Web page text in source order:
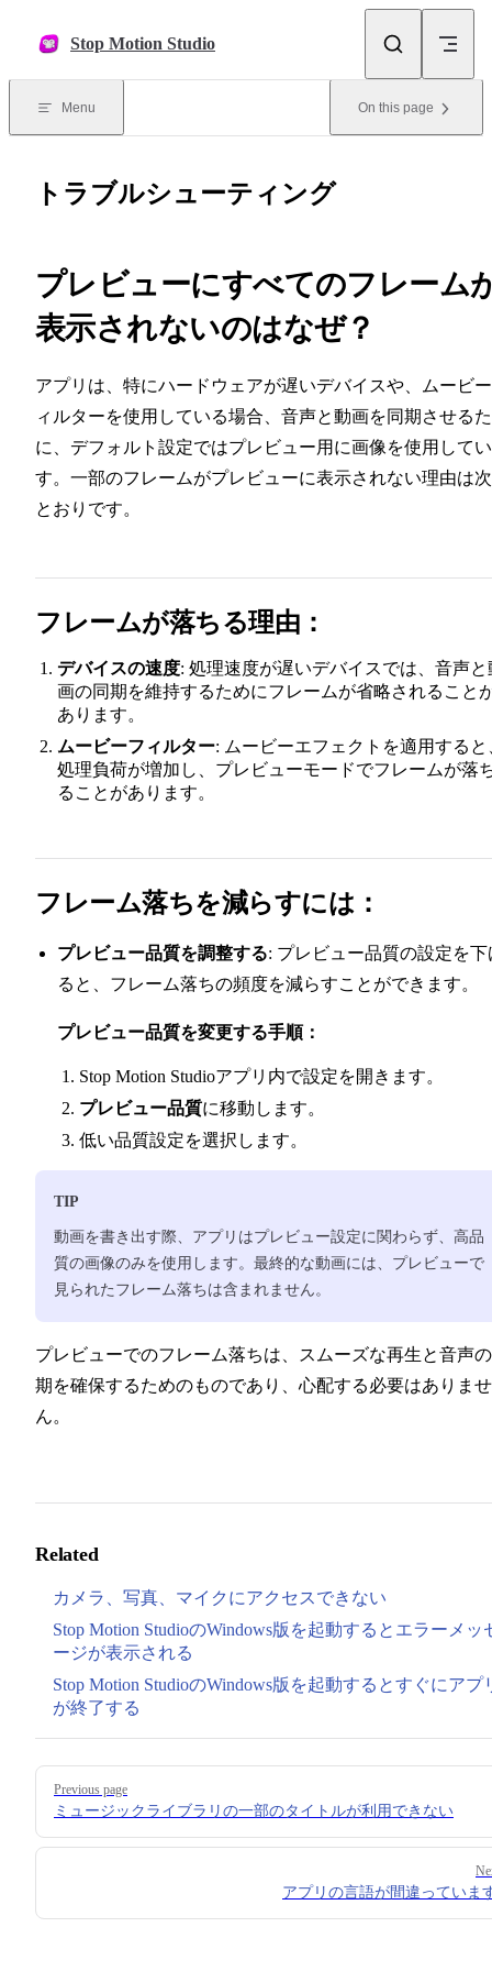
Stop Motion Studio
Menu On this page
トラブルシューティング
プレビューにすべてのフレーム
表示されないのはなぜ？
アプリは、特にハードウェアが遅いデバイスや、ムービ
ィルターを使用している場合、音声と動画を同期させる
に、デフォルト設定ではプレビュー用に画像を使用して
す。一部のフレームがプレビューに表示されない理由は
とおりです。
フレームが落ちる理由：
デバイスの速度: 処理速度が遅いデバイスでは、音声と
画の同期を維持するためにフレームが省略されること
あります。
ムービーフィルター: ムービーエフェクトを適用すると
処理負荷が増加し、プレビューモードでフレームが落
ることがあります。
フレーム落ちを減らすには：
プレビュー品質を調整する: プレビュー品質の設定を下
ると、フレーム落ちの頻度を減らすことができます。
プレビュー品質を変更する手順：
Stop Motion Studioアプリ内で設定を開きます。
プレビュー品質に移動します。
低い品質設定を選択します。
TIP
動画を書き出す際、アプリはプレビュー設定に関わらず、高品
質の画像のみを使用します。最終的な動画には、プレビューで
見られたフレーム落ちは含まれません。
プレビューでのフレーム落ちは、スムーズな再生と音声
期を確保するためのものであり、心配する必要はありませ
ん。
Related
カメラ、写真、マイクにアクセスできない
Stop Motion StudioのWindows版を起動するとエラーメッ
ージが表示される
Stop Motion StudioのWindows版を起動するとすぐにアプ
が終了する
Pager
Previous page
ミュージックライブラリの一部のタイトルが利用できない
アプリの言語が間違っていま